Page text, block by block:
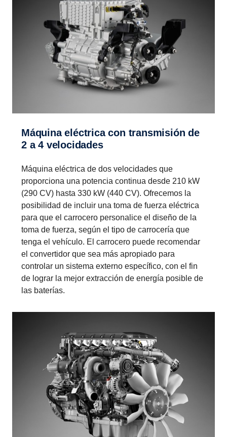
Máquina eléctrica con trans­mi­sión de
2 a 4 veloci­dades
Máquina eléctrica de dos velocidades que
proporciona una potencia continua desde 210 kW
(290 CV) hasta 330 kW (440 CV). Ofrecemos la
posibilidad de incluir una toma de fuerza eléctrica
para que el carrocero personalice el diseño de la
toma de fuerza, según el tipo de carrocería que
tenga el vehículo. El carrocero puede recomendar
el convertidor que sea más apropiado para
controlar un sistema externo específico, con el fin
de lograr la mejor extracción de energía posible de
las baterías.